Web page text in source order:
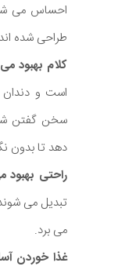
احساس می
طراحی شده
کلام بهبود
است و دندان
سخن گفتن
دهد تا بدون
راحتی بهبود
تبدیل می شوند
می برد.
غذا خوردن